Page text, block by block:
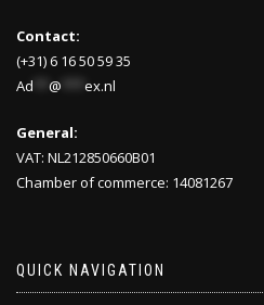
Contact:
(+31) 6 16 50 59 35
Ad
@ ex.nl
General:
VAT: NL212850660B01
Chamber of commerce: 14081267
QUICK NAVIGATION